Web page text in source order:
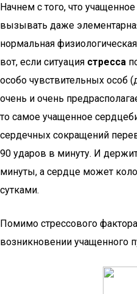
Начнем с того, что
вызывать даже
нормальная
вот, если ситуация стресса
особо чувствительных особ
очень и очень
то самое учащенное
сердечных сокращений
90 ударов в минуту. И
минуты, а сердце может
сутками.
Помимо стрессового
возникновении учащенного